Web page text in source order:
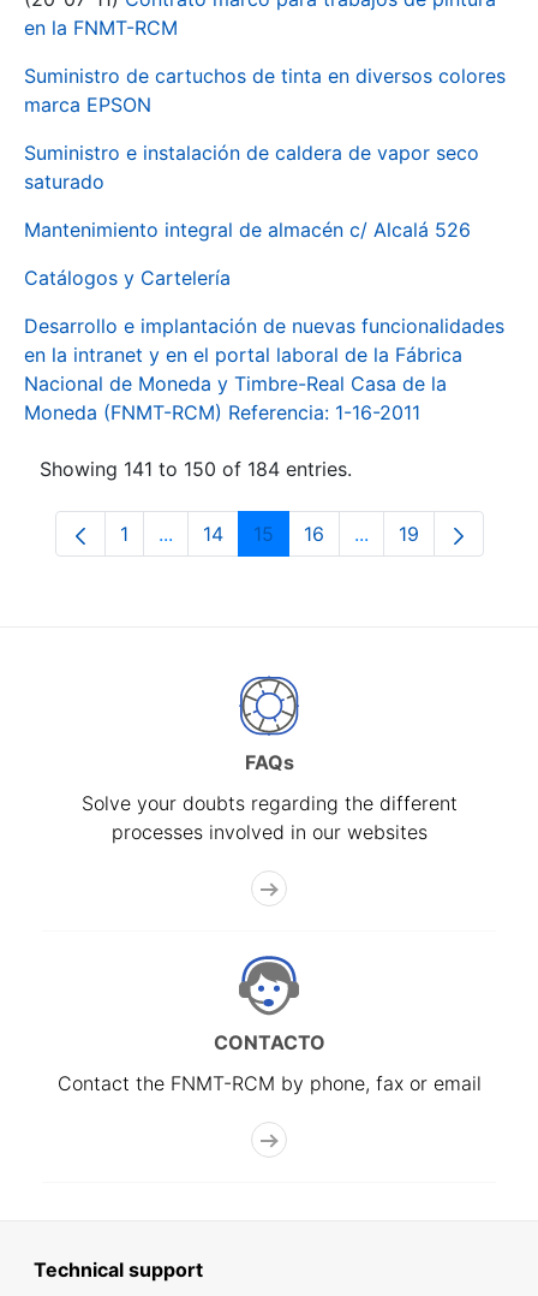
en la FNMT-RCM
Suministro de cartuchos de tinta en diversos colores
marca EPSON
Suministro e instalación de caldera de vapor seco
saturado
Mantenimiento integral de almacén c/ Alcalá 526
Catálogos y Cartelería
Desarrollo e implantación de nuevas funcionalidades
en la intranet y en el portal laboral de la Fábrica
Nacional de Moneda y Timbre-Real Casa de la
Moneda (FNMT-RCM) Referencia: 1-16-2011
Showing 141 to 150 of 184 entries.
Page
1 ...Intermediate Pages Use TAB to navigate.
Page
14 Page
15 Page
16 ...Intermediate
Page
19
FAQs
Solve your doubts regarding the different
processes involved in our websites
CONTACTO
Contact the FNMT-RCM by phone, fax or email
Technical support